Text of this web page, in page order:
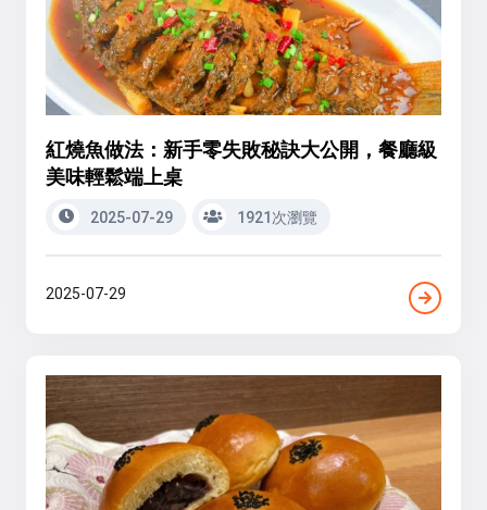
紅燒魚做法：新手零失敗秘訣大公開，餐廳級
美味輕鬆端上桌
2025-07-29 1921次瀏覽
2025-07-29